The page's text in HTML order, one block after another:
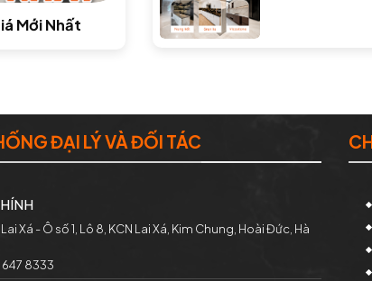
Mới Nhất
ĐẠI LÝ VÀ ĐỐI TÁC
Xá - Ô số 1, Lô 8, KCN Lai Xá, Kim Chung, Hoài Đức, Hà
8333